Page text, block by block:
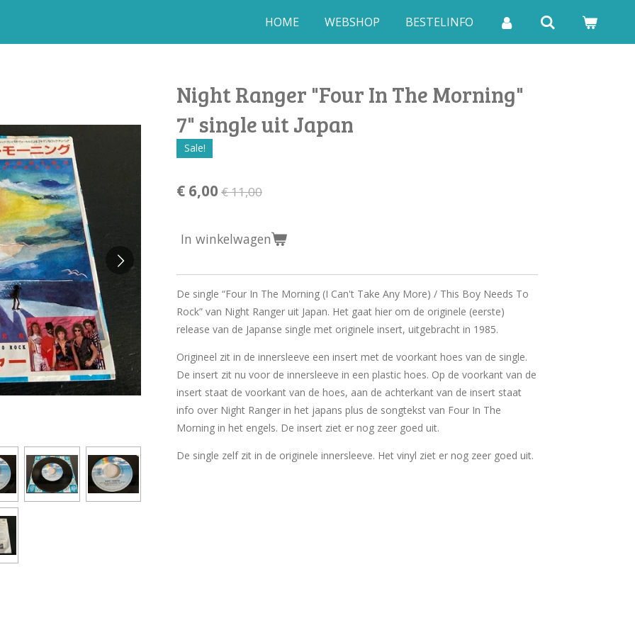
HOME WEBSHOP BESTELINFO
Night Ranger "Four In The Morning"
7" single uit Japan
Sale!
€ 6,00 € 11,00
In winkelwagen
De single “Four In The Morning (I Can't Take Any More) / This Boy Needs To
Rock” van Night Ranger uit Japan. Het gaat hier om de originele (eerste)
release van de Japanse single met originele insert, uitgebracht in 1985.
Origineel zit in de innersleeve een insert met de voorkant hoes van de single.
De insert zit nu voor de innersleeve in een plastic hoes. Op de voorkant van de
insert staat de voorkant van de hoes, aan de achterkant van de insert staat
info over Night Ranger in het japans plus de songtekst van Four In The
Morning in het engels. De insert ziet er nog zeer goed uit.
De single zelf zit in de originele innersleeve. Het vinyl ziet er nog zeer goed uit.